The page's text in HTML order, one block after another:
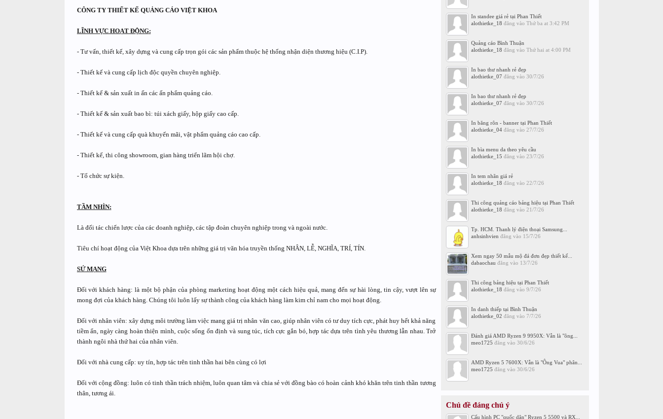
CÔNG TY THIẾT KẾ QUẢNG CÁO VIỆT KHOA
LĨNH VỰC HOẠT ĐỘNG:
- Tư vấn, thiết kế, xây dựng và cung cấp trọn gói các sản phẩm thuộc hệ thống nhận diện thương hiệu (C.I.P).
- Thiết kế và cung cấp lịch độc quyền chuyên nghiệp.
- Thiết kế & sản xuất in ấn các ấn phẩm quảng cáo.
- Thiết kế & sản xuất bao bì: túi xách giấy, hộp giấy cao cấp.
- Thiết kế và cung cấp quà khuyến mãi, vật phẩm quảng cáo cao cấp.
- Thiết kế, thi công showroom, gian hàng triển lãm hội chợ.
- Tổ chức sự kiện.
TẦM NHÌN:
Là đối tác chiến lược của các doanh nghiệp, các tập đoàn chuyên nghiệp trong và ngoài nước.
Tiêu chí hoạt động của Việt Khoa dựa trên những giá trị văn hóa truyền thống NHÂN, LỄ, NGHĨA, TRÍ, TÍN.
SỨ MẠNG
Đối với khách hàng: là một bộ phận của phòng marketing hoạt động một cách hiệu quả, mang đến sự hài lòng, tin cậy, vượt lên sự
mong đợi của khách hàng. Chúng tôi luôn lấy sự thành công của khách hàng làm kim chỉ nam cho mọi hoạt động.
Đối với nhân viên: xây dựng môi trường làm việc mang giá trị nhân văn cao, giúp nhân viên có tư duy tích cực, phát huy hết khả năng
tiềm ẩn, ngày càng hoàn thiện mình, cuộc sống ổn định và sung túc, tích cực gắn bó, hợp tác dựa trên tình yêu thương lẫn nhau. Trở
thành ngôi nhà thứ hai của nhân viên.
Đối với nhà cung cấp: uy tín, hợp tác trên tinh thần hai bên cùng có lợi
Đối với cộng đồng: luôn có tinh thần trách nhiệm, luôn quan tâm và chia sẻ với đồng bào có hoàn cảnh khó khăn trên tinh thần tương
thân, tương ái.
In standee giá rẻ tại Phan Thiết
alothietke_18 đăng vào Thứ ba at 3:42 PM
Quảng cáo Bình Thuận
alothietke_18 đăng vào Thứ hai at 4:00 PM
In bao thư nhanh rẻ đẹp
alothietke_07 đăng vào 30/7/26
In bao thư nhanh rẻ đẹp
alothietke_07 đăng vào 30/7/26
In băng rôn - banner tại Phan Thiết
alothietke_04đăng vào 27/7/26
In bìa menu da theo yêu cầu
alothietke_15 đăng vào 23/7/26
In tem nhãn giá rẻ
alothietke_18 đăng vào 22/7/26
Thi công quảng cáo bảng hiệu tại Phan Thiết
alothietke_18 đăng vào 21/7/26
Tp. HCM. Thanh lý điện thoại Samsung...
anhsinhvien đăng vào 15/7/26
Xem ngay 50 mẫu mộ đá đơn đẹp thiết kế...
dabaochau đăng vào 13/7/26
Thi công bảng hiệu tại Phan Thiết
alothietke_18 đăng vào 9/7/26
In danh thiếp tại Bình Thuận
alothietke_02 đăng vào 7/7/26
Đánh giá AMD Ryzen 9 9950X: Vẫn là "ông...
meo1725 đăng vào 30/6/26
AMD Ryzen 5 7600X: Vẫn là "Ông Vua" phân...
meo1725 đăng vào 30/6/26
Chủ đề đáng chú ý
Cấu hình PC "quốc dân" Ryzen 5 5500 và RX...